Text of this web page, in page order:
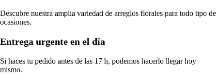
Descubre nuestra amplia variedad de arreglos florales para todo tipo de
ocasiones.
Entrega urgente en el día
Si haces tu pedido antes de las 17 h, podemos hacerlo llegar hoy
mismo.